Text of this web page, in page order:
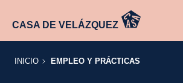
CASA DE VELÁZQUEZ
INICIO
INICIO EMPLEO Y PRÁCTICAS